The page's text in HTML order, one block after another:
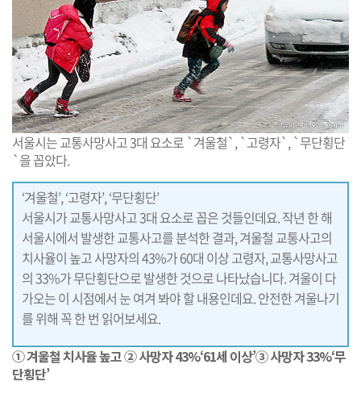
서울시는 교통사망사고 3대 요소로 `겨울철`, `고령자`, `무단횡단
`을 꼽았다.
‘겨울철’, ‘고령자’, ‘무단횡단’
서울시가 교통사망사고 3대 요소로 꼽은 것들인데요. 작년 한 해
서울시에서 발생한 교통사고를 분석한 결과, 겨울철 교통사고의
치사율이 높고 사망자의 43%가 60대 이상 고령자, 교통사망사고
의 33%가 무단횡단으로 발생한 것으로 나타났습니다. 겨울이 다
가오는 이 시점에서 눈 여겨 봐야 할 내용인데요. 안전한 겨울나기
를 위해 꼭 한 번 읽어보세요.
① 겨울철 치사율 높고 ② 사망자 43%‘61세 이상’③ 사망자 33%‘무
단횡단’